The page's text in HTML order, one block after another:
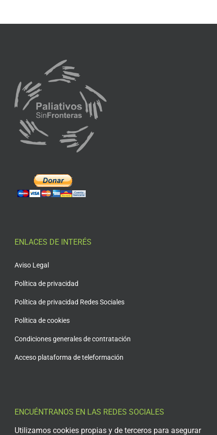
ENLACES DE INTERÉS
Aviso Legal
Política de privacidad
Política de privacidad Redes Sociales
Política de cookies
Condiciones generales de contratación
Acceso plataforma de teleformación
ENCUÉNTRANOS EN LAS REDES SOCIALES
Utilizamos cookies propias y de terceros para asegurar